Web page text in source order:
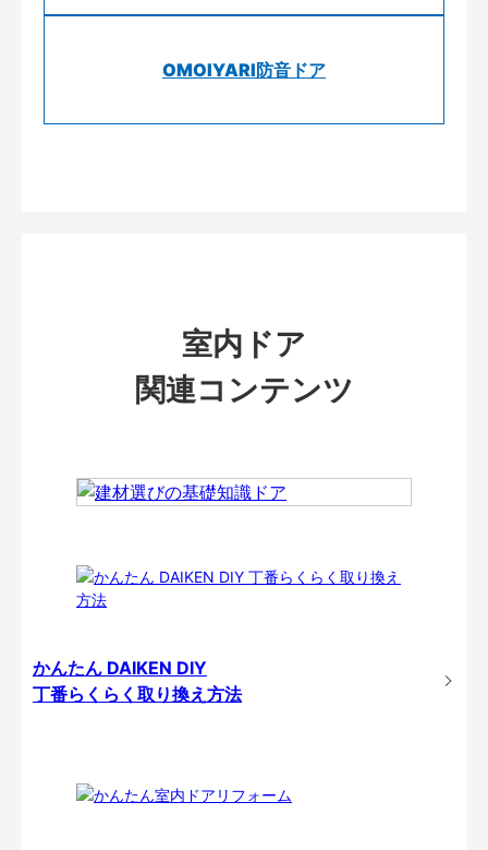
OMOIYARI防音ドア
室内ドア
関連コンテンツ
かんたん DAIKEN DIY
丁番らくらく取り換え方法